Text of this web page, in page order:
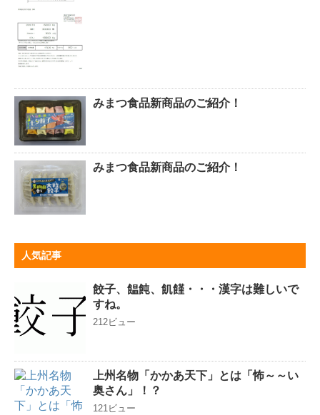
みまつ食品新商品のご紹介！
みまつ食品新商品のご紹介！
人気記事
餃子、饂飩、飢饉・・・漢字は難しいで
すね。
212ビュー
上州名物「かかあ天下」とは「怖～～い
奥さん」！？
121ビュー